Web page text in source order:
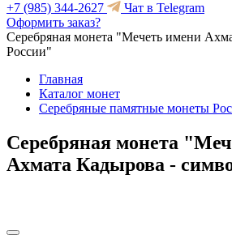
+7 (985) 344-2627
Чат в Telegram
Оформить заказ?
Серебряная монета "Мечеть имени
России"
Главная
Каталог монет
Серебряные памятные монеты
Серебряная монета
Ахмата Кадырова -